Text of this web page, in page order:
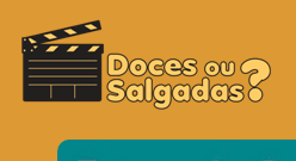
DOCES OU SALGADAS?
O Cinema? Uma Paixão!!